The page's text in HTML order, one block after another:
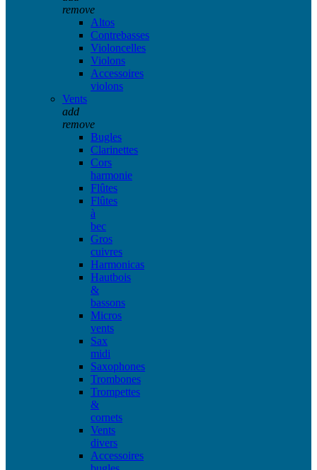
remove
Altos
Contrebasses
Violoncelles
Violons
Accessoires
violons
Vents
add
remove
Bugles
Clarinettes
Cors
harmonie
Flûtes
Flûtes
à
bec
Gros
cuivres
Harmonicas
Hautbois
&
bassons
Micros
vents
Sax
midi
Saxophones
Trombones
Trompettes
&
cornets
Vents
divers
Accessoires